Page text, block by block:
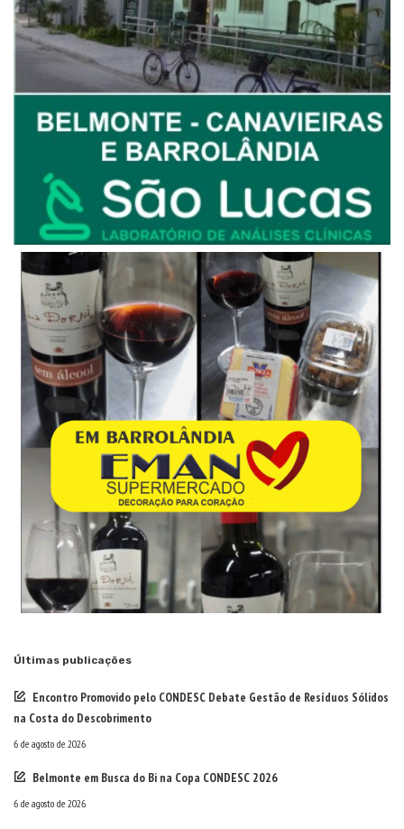
Últimas publicações
Encontro Promovido pelo CONDESC Debate Gestão de Resíduos Sólidos
na Costa do Descobrimento
6 de agosto de 2026
Belmonte em Busca do Bi na Copa CONDESC 2026
6 de agosto de 2026